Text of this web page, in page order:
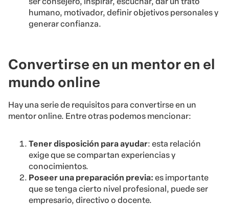
humano, motivador, definir objetivos personales y
generar confianza.
Convertirse en un mentor en el
mundo online
Hay una serie de requisitos para convertirse en un
mentor online. Entre otras podemos mencionar:
Tener disposición para ayudar: esta relación
exige que se compartan experiencias y
conocimientos.
Poseer una preparación previa: es importante
que se tenga cierto nivel profesional, puede ser
empresario, directivo o docente.